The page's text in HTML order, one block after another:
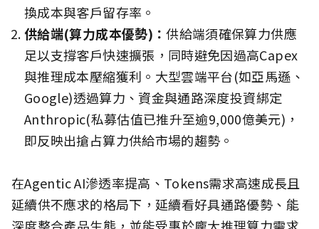
換成本與客戶留存率。
供給端(算力成本優勢)：供給端須確保算力供應
足以支撐客戶快速擴張，同時避免因過高Capex
與推理成本壓縮獲利。大型雲端平台(如亞馬遜、
Google)透過算力、資金與通路深度投資綁定
Anthropic(私募估值已推升至逾9,000億美元)，
即反映出搶占算力供給市場的趨勢。
在Agentic AI滲透率提高、Tokens需求高速成長且
延續供不應求的格局下，延續看好具通路優勢、能